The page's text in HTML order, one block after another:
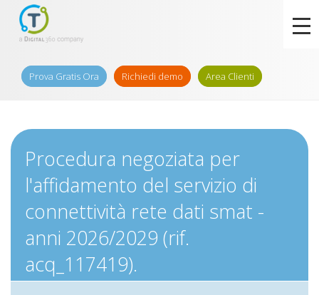
Prova Gratis Ora Richiedi demo Area Clienti
Procedura negoziata per
l'affidamento del servizio di
connettività rete dati smat -
anni 2026/2029 (rif.
acq_117419).